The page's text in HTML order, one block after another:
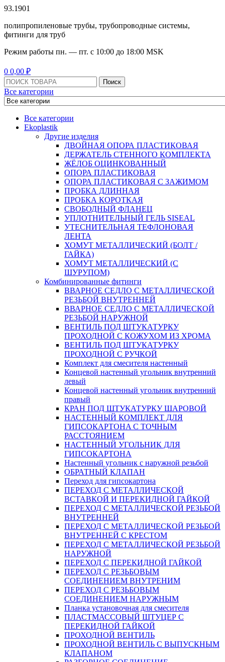
93.1901
полипропиленовые трубы, трубопроводные системы,
фитинги для труб
Режим работы пн. — пт. с 10:00 до 18:00 MSK
0 0,00 ₽
Поиск:
Поиск
Все категории
Все категории
Ekoplastik
Другие изделия
ДВОЙНАЯ ОПОРА ПЛАСТИКОВАЯ
ДЕРЖАТЕЛЬ СТЕННОГО КОМПЛЕКТА
ЖЁЛОБ ОЦИНКОВАННЫЙ
ОПОРА ПЛАСТИКОВАЯ
ОПОРА ПЛАСТИКОВАЯ С ЗАЖИМОМ
ПРОБКА ДЛИННАЯ
ПРОБКА КОРОТКАЯ
СВОБОДНЫЙ ФЛАНЕЦ
УПЛОТНИТЕЛЬНЫЙ ГЕЛЬ SISEAL
УТЕСНИТЕЛЬНАЯ ТЕФЛОНОВАЯ
ЛЕНТА
ХОМУТ МЕТАЛЛИЧЕСКИЙ (БОЛТ /
ГАЙКА)
ХОМУТ МЕТАЛЛИЧЕСКИЙ (С
ШУРУПОМ)
Комбинированные фитинги
ВВАРНОЕ СЕДЛО С МЕТАЛЛИЧЕСКОЙ
РЕЗЬБОЙ ВНУТРЕННЕЙ
ВВАРНОЕ СЕДЛО С МЕТАЛЛИЧЕСКОЙ
РЕЗЬБОЙ НАРУЖНОЙ
ВЕНТИЛЬ ПОД ШТУКАТУРКУ
ПРОХОДНОЙ С КОЖУХОМ ИЗ ХРОМА
ВЕНТИЛЬ ПОД ШТУКАТУРКУ
ПРОХОДНОЙ С РУЧКОЙ
Комплект для смесителя настенный
Концевой настенный угольник внутренний
левый
Концевой настенный угольник внутренний
правый
КРАН ПОД ШТУКАТУРКУ ШАРОВОЙ
НАСТЕННЫЙ КОМПЛЕКТ ДЛЯ
ГИПСОКАРТОНA С ТОЧНЫМ
РАССТОЯНИЕМ
НАСТЕННЫЙ УГОЛЬНИК ДЛЯ
ГИПСОКАРТОНА
Настенный угольник с наружной резьбой
ОБРАТНЫЙ КЛАПАН
Переход для гипсокартона
ПЕРЕХОД С МЕТАЛЛИЧЕСКОЙ
ВСТАВКОЙ И ПЕРЕКИДНОЙ ГАЙКОЙ
ПЕРЕХОД С МЕТАЛЛИЧЕСКОЙ РЕЗЬБОЙ
ВНУТРЕННЕЙ
ПЕРЕХОД С МЕТАЛЛИЧЕСКОЙ РЕЗЬБОЙ
ВНУТРЕННЕЙ С КРЕСТОМ
ПЕРЕХОД С МЕТАЛЛИЧЕСКОЙ РЕЗЬБОЙ
НАРУЖНОЙ
ПЕРЕХОД С ПЕРЕКИДНОЙ ГАЙКОЙ
ПЕРЕХОД С РЕЗЬБОВЫМ
СОЕДИНЕНИЕМ ВНУТРЕНИМ
ПЕРЕХОД С РЕЗЬБОВЫМ
СОЕДИНЕНИЕМ НАРУЖНЫМ
Планка установочная для смесителя
ПЛАСТМАССОВЫЙ ШТУЦЕР С
ПЕРЕКИДНОЙ ГАЙКОЙ
ПРОХОДНОЙ ВЕНТИЛЬ
ПРОХОДНОЙ ВЕНТИЛЬ С ВЫПУСКНЫМ
КЛАПАНОМ